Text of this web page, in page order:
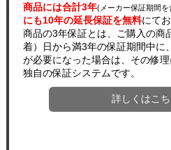
商品には合計3年(メーカー保証期間を
にも10年の延長保証を無料にて
商品の3年保証とは、ご購入の商
着）日から満3年の保証期間中に
が必要になった場合は、その修
独自の保証システムです。
詳しくはこち